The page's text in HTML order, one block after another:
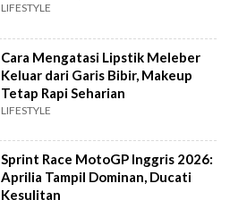
LIFESTYLE
Cara Mengatasi Lipstik Meleber
Keluar dari Garis Bibir, Makeup
Tetap Rapi Seharian
LIFESTYLE
Sprint Race MotoGP Inggris 2026:
Aprilia Tampil Dominan, Ducati
Kesulitan